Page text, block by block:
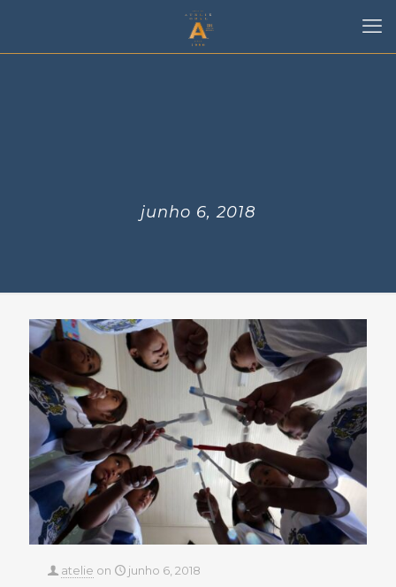
junho 6, 2018
atelie on junho 6, 2018